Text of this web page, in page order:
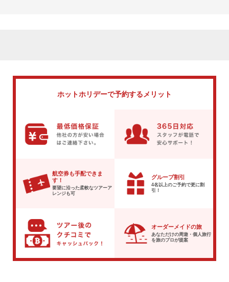
ホットホリデーで予約するメリット
航空券も手配できま
す！
要望に沿った柔軟なツアーア
レンジも可
グループ割引
4名以上のご予約で更に割
引！
オーダーメイドの旅
あなただけの周遊・個人旅行
を旅のプロが提案